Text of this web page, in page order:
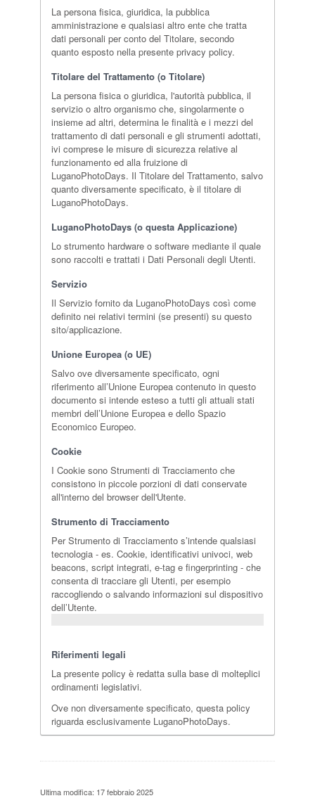
La persona fisica, giuridica, la pubblica
amministrazione e qualsiasi altro ente che tratta
dati personali per conto del Titolare, secondo
quanto esposto nella presente privacy policy.
Titolare del Trattamento (o Titolare)
La persona fisica o giuridica, l'autorità pubblica, il
servizio o altro organismo che, singolarmente o
insieme ad altri, determina le finalità e i mezzi del
trattamento di dati personali e gli strumenti adottati,
ivi comprese le misure di sicurezza relative al
funzionamento ed alla fruizione di
LuganoPhotoDays. Il Titolare del Trattamento, salvo
quanto diversamente specificato, è il titolare di
LuganoPhotoDays.
LuganoPhotoDays (o questa Applicazione)
Lo strumento hardware o software mediante il quale
sono raccolti e trattati i Dati Personali degli Utenti.
Servizio
Il Servizio fornito da LuganoPhotoDays così come
definito nei relativi termini (se presenti) su questo
sito/applicazione.
Unione Europea (o UE)
Salvo ove diversamente specificato, ogni
riferimento all’Unione Europea contenuto in questo
documento si intende esteso a tutti gli attuali stati
membri dell’Unione Europea e dello Spazio
Economico Europeo.
Cookie
I Cookie sono Strumenti di Tracciamento che
consistono in piccole porzioni di dati conservate
all'interno del browser dell'Utente.
Strumento di Tracciamento
Per Strumento di Tracciamento s’intende qualsiasi
tecnologia - es. Cookie, identificativi univoci, web
beacons, script integrati, e-tag e fingerprinting - che
consenta di tracciare gli Utenti, per esempio
raccogliendo o salvando informazioni sul dispositivo
dell’Utente.
Riferimenti legali
La presente policy è redatta sulla base di molteplici
ordinamenti legislativi.
Ove non diversamente specificato, questa policy
riguarda esclusivamente LuganoPhotoDays.
Ultima modifica: 17 febbraio 2025